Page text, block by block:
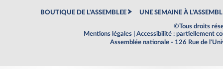
BOUTIQUE DE L'ASSEMBLEE UNE SEMAINE À
©Tous droits
Mentions légales
Accessibilité : partiellement
Assemblée nationale - 126 Rue de